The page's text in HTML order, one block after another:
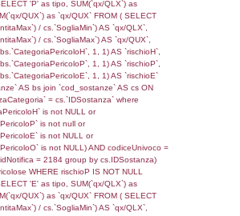
AND
SELECT
FROM
cod_territori_tipologia ON
=